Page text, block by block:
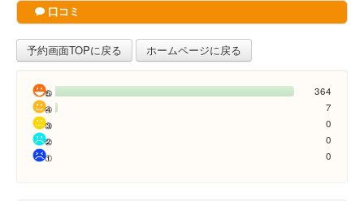
口コミ
予約画面TOPに戻る ホームページに戻る
364
7
0
0
0